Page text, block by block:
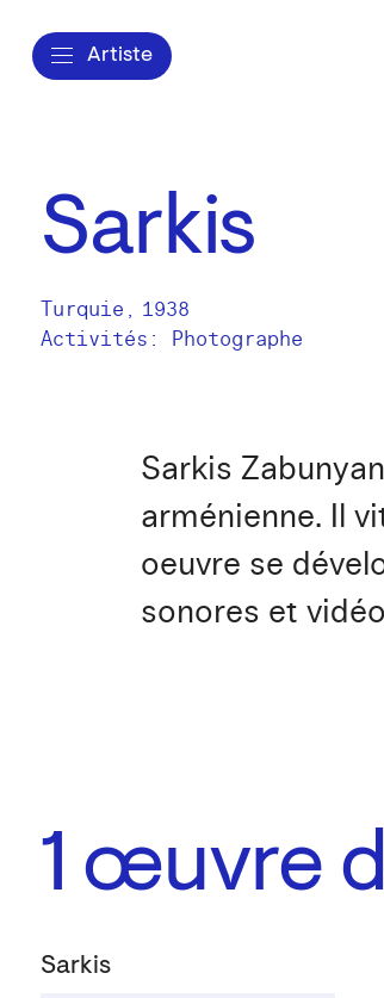
Artiste
Sarkis
Turquie , 1938
Activités: Photographe
Sarkis
arménienne. Il
oeuvre se
sonores et
1 œuvre
Sarkis